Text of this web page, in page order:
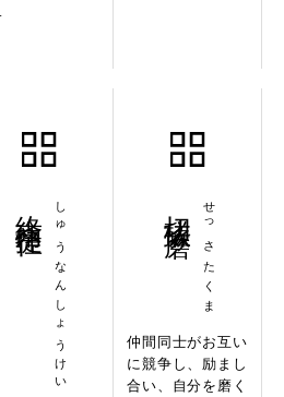
しゅうなんしょうけい せっさたくま
仲間同士がお互い
に競争し、励まし
合い、自分を磨く